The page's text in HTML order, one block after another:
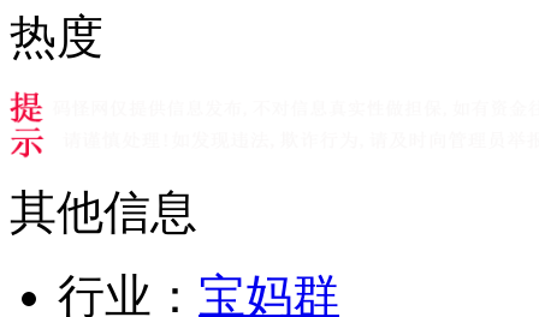
热度
其他信息
行业： 宝妈群